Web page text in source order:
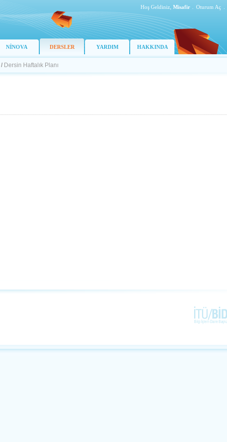
Hoş Geldiniz, Misafir Oturum Aç
NİNOVA DERSLER YARDIM HAKKINDA
/ Dersin Haftalık Planı